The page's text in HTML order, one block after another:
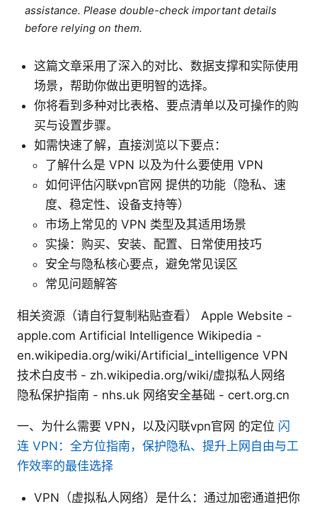
assistance. Please double-check important details
before relying on them.
这篇文章采用了深入的对比、数据支撑和实际使用
场景，帮助你做出更明智的选择。
你将看到多种对比表格、要点清单以及可操作的购
买与设置步骤。
如需快速了解，直接浏览以下要点：
了解什么是 VPN 以及为什么要使用 VPN
如何评估闪联vpn官网 提供的功能（隐私、速
度、稳定性、设备支持等）
市场上常见的 VPN 类型及其适用场景
实操：购买、安装、配置、日常使用技巧
安全与隐私核心要点，避免常见误区
常见问题解答
相关资源（请自行复制粘贴查看） Apple Website -
apple.com Artificial Intelligence Wikipedia -
en.wikipedia.org/wiki/Artificial_intelligence VPN
技术白皮书 - zh.wikipedia.org/wiki/虚拟私人网络
隐私保护指南 - nhs.uk 网络安全基础 - cert.org.cn
一、为什么需要 VPN，以及闪联vpn官网 的定位 闪
连 VPN：全方位指南，保护隐私、提升上网自由与工
作效率的最佳选择
VPN（虚拟私人网络）是什么：通过加密通道把你